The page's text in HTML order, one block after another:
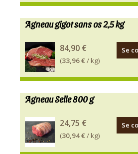
Agneau gigot sans os 2,5 kg
84,90 €
(33,96 € / kg)
Se
Agneau Selle 800 g
24,75 €
(30,94 € / kg)
Se